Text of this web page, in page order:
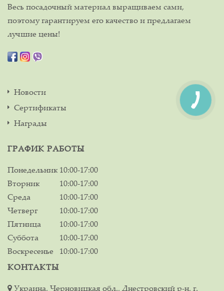
Весь посадочный материал выращиваем сами,
поэтому гарантируем его качество и предлагаем
лучшие цены!
Новости
Сертификаты
Награды
ГРАФИК РАБОТЫ
Понедельник 10:00-17:00
Вторник
10:00-17:00
Среда
10:00-17:00
Четверг
10:00-17:00
Пятница
10:00-17:00
Суббота
10:00-17:00
Воскресенье
10:00-17:00
КОНТАКТЫ
Украина, Черновицкая обл., Днестровский р-н, г.